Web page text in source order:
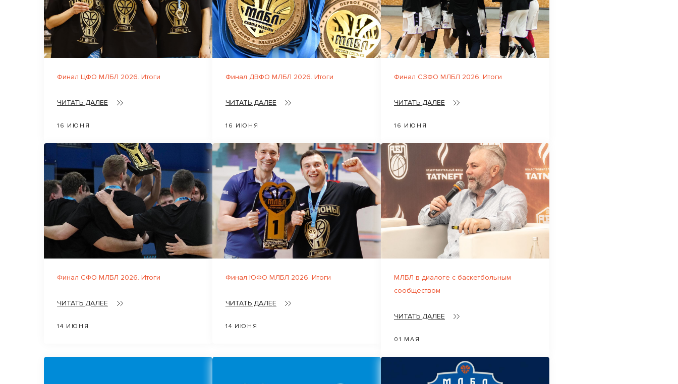
Финал ЦФО МЛБЛ 2026. Итоги
ЧИТАТЬ ДАЛЕЕ
16 ИЮНЯ
Финал ДВФО МЛБЛ 2026. Итоги
ЧИТАТЬ ДАЛЕЕ
16 ИЮНЯ
Финал СЗФО МЛБЛ 2026. Итоги
ЧИТАТЬ ДАЛЕЕ
16 ИЮНЯ
Финал СФО МЛБЛ 2026. Итоги
ЧИТАТЬ ДАЛЕЕ
14 ИЮНЯ
Финал ЮФО МЛБЛ 2026. Итоги
ЧИТАТЬ ДАЛЕЕ
14 ИЮНЯ
МЛБЛ в диалоге с баскетбольным
сообществом
ЧИТАТЬ ДАЛЕЕ
01 МАЯ